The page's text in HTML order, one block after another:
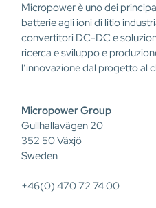
Micropower è uno dei
batterie agli ioni di litio
convertitori DC-DC e
ricerca e sviluppo e
l’innovazione dal progetto al
Micropower Group
Gullhallavägen 20
352 50 Växjö
Sweden
+46(0) 470 72 74 00